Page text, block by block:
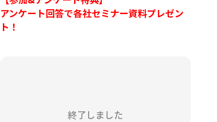
アンケート回答で各社セミナー資料プレゼン
ト！
終了しました